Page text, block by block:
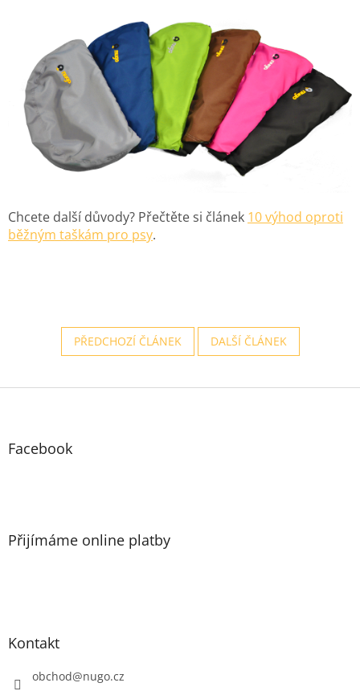
Chcete další důvody? Přečtěte si článek 10 výhod oproti
běžným taškám pro psy.
PŘEDCHOZÍ ČLÁNEK DALŠÍ ČLÁNEK
Z
Facebook
Přijímáme online platby
Kontakt
obchod@nugo.cz